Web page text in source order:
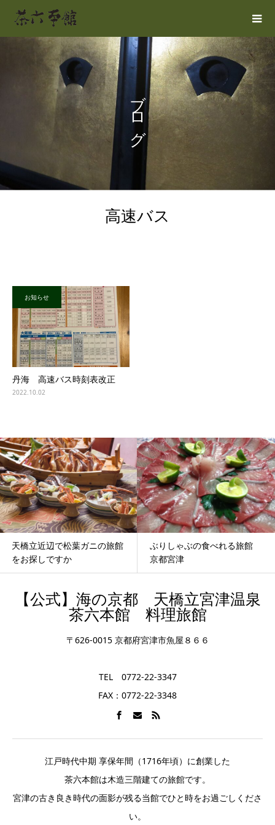
ブログ
高速バス
お知らせ
丹海 高速バス時刻表改正
2022.10.02
天橋立近辺で松葉ガニの旅館
をお探しですか
ぶりしゃぶの食べれる旅館
京都宮津
【公式】海の京都 天橋立宮津温泉
茶六本館 料理旅館
〒626-0015 京都府宮津市魚屋８６６
TEL 0772-22-3347
FAX：0772-22-3348
江戸時代中期 享保年間（1716年頃）に創業した
茶六本館は木造三階建ての旅館です。
宮津の古き良き時代の面影が残る当館でひと時をお過ごしくださ
い。